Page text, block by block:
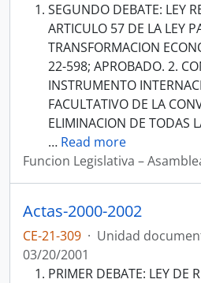
SEGUNDO DEBATE: LEY
ARTICULO 57 DE LA LEY
TRANSFORMACION
22-598; APROBADO. 2.
INSTRUMENTO
FACULTATIVO DE LA
ELIMINACION DE TODAS
… Read more
Funcion Legislativa –
Actas-2000-2002
CE-21-309 · Unidad
03/20/2001
PRIMER DEBATE: LEY DE